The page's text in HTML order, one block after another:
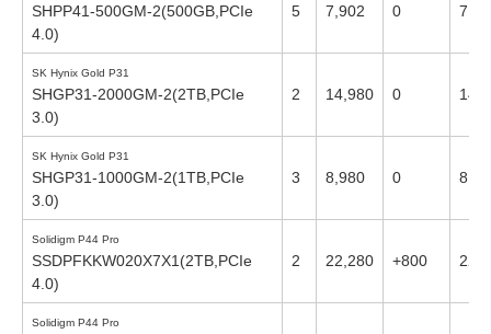
SHPP41-500GM-2(500GB,PCIe
4.0)
5 7,902 0
SK Hynix Gold P31
SHGP31-2000GM-2(2TB,PCIe
3.0)
2 14,980 0
SK Hynix Gold P31
SHGP31-1000GM-2(1TB,PCIe
3.0)
3 8,980 0
Solidigm P44 Pro
SSDPFKKW020X7X1(2TB,PCIe
4.0)
2 22,280 +800
Solidigm P44 Pro